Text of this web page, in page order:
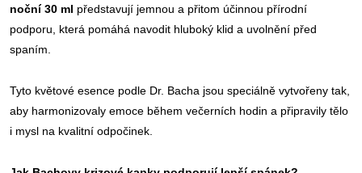
noční 30 ml představují jemnou a přitom účinnou přírodní
podporu, která pomáhá navodit hluboký klid a uvolnění před
spaním.
Tyto květové esence podle Dr. Bacha jsou speciálně vytvořeny tak,
aby harmonizovaly emoce během večerních hodin a připravily tělo
i mysl na kvalitní odpočinek.